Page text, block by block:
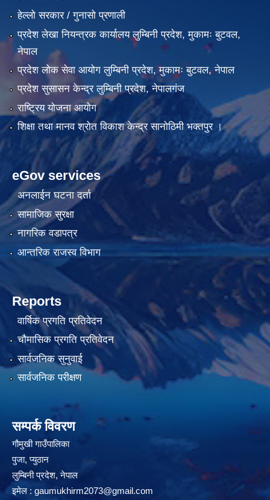
हेल्लो सरकार / गुनासो प्रणाली
प्रदेश लेखा नियन्त्रक कार्यालय लुम्बिनी प्रदेश, मुकामः बुटवल,
नेपाल
प्रदेश लोक सेवा आयोग लुम्बिनी प्रदेश, मुकामः बुटवल, नेपाल
प्रदेश सुसासन केन्द्र लुम्बिनी प्रदेश, नेपालगंज
राष्ट्रिय योजना आयोग
शिक्षा तथा मानव श्रोत विकाश केन्द्र सानोठिमी भक्तपुर ।
eGov services
अनलाईन घटना दर्ता
सामाजिक सुरक्षा
नागरिक वडापत्र
आन्तरिक राजस्व विभाग
Reports
वार्षिक प्रगति प्रतिवेदन
चौमासिक प्रगति प्रतिवेदन
सार्वजनिक सुनुवाई
सार्वजनिक परीक्षण
सम्पर्क विवरण
गौमुखी गाउँपालिका
पुजा, प्युठान
लुम्बिनी प्रदेश, नेपाल
इमेल : gaumukhirm2073@gmail.com